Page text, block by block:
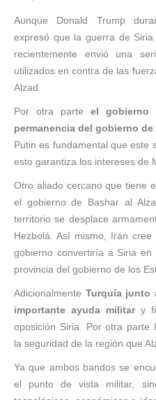
Aunque Donald Trump
expresó que la guerra de
recientemente envió una
utilizados en contra de las
Alzad.
Por otra parte el gobierno
permanencia del gobierno de
Putin es fundamental que este
esto garantiza los intereses de
Otro aliado cercano que tiene
el gobierno de Bashar al
territorio se desplace
Hezbolá. Así mismo, Irán
gobierno convertiría a Siria
provincia del gobierno de los
Adicionalmente Turquía junto
importante ayuda military
oposición Siria. Por otra parte
la seguridad de la región que
Ya que ambos bandos se
el punto de vista militar,